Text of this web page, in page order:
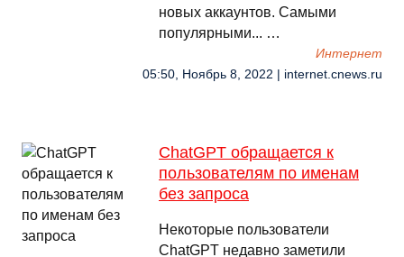
новых аккаунтов. Самыми
популярными... …
Интернет
05:50, Ноябрь 8, 2022 | internet.cnews.ru
ChatGPT обращается к
пользователям по именам
без запроса
Некоторые пользователи
ChatGPT недавно заметили